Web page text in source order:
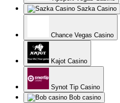
Sazka Casino
Chance Vegas Casino
Kajot Casino
Synot Tip Casino
Bob casino